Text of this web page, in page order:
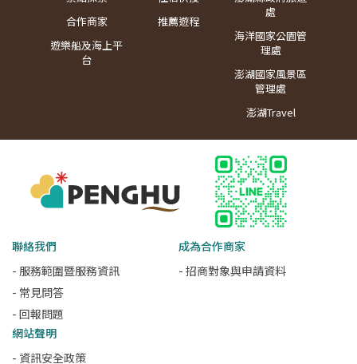
合作商家
遊樂船及海上平
台
推薦遊程
處
海洋國家公園管
理處
澎湖國家風景區
管理處
澎湖Travel
聯絡我們
- 服務範圍暨服務資訊
- 常見問答
- 回報問題
成為合作商家
- 招商對象與申請資料
網站聲明
- 資訊安全政策